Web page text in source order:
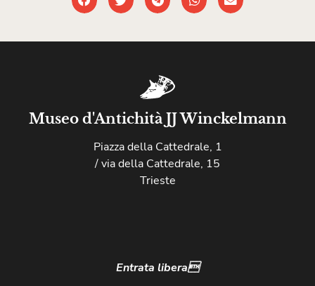
Museo d'Antichità JJ Winckelmann
Piazza della Cattedrale, 1
/ via della Cattedrale, 15
Trieste
Entrata libera